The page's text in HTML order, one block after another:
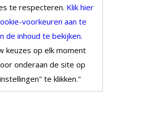
te respecteren. Klik hier
voorkeuren aan te
de inhoud te bekijken.
keuzes op elk moment
onderaan de site op
te klikken."